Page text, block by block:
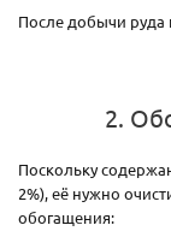
После добычи руда
2.
Поскольку
2%), её нужно
обогащения: